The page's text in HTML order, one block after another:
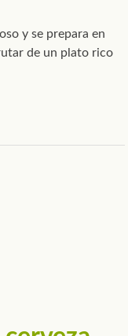
y se prepara en
de un plato rico